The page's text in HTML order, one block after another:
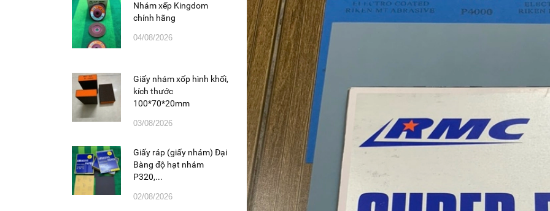
Nhám xếp Kingdom
chính hãng
04/08/2026
Giấy nhám xốp hình khối,
kích thước
100*70*20mm
03/08/2026
Giấy ráp (giấy nhám) Đại
Bàng độ hạt nhám
P320,...
02/08/2026
Nhám trụ carem
20x10x3mm
31/07/2026
Giấy nhám P320
(Cw320) Đại Bàng, kích
thước 230...
30/07/2026
Vải ráp con Ó Hawk,
nhập khẩu Hàn Quốc
29/07/2026
Vải nhám tờ con Ó, độ
nhám AA80, kích thước
nhám P120, kích thước
25/07/2026
23/07/2026